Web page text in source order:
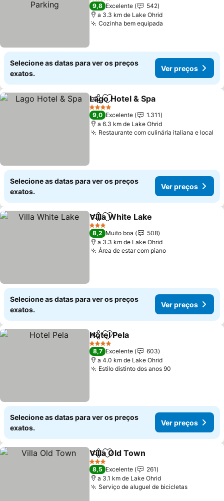
4 Estrelas
9,8 Excelente
542
a 3.3 km de Lake Ohrid
Cozinha bem equipada
Selecione as datas para ver os preços
exatos.
Ver preços
PartilharAdicionar aos favoritos
Lago Hotel & Spa
4 Estrelas
9,0 Excelente
1.311
a 6.3 km de Lake Ohrid
Restaurante com culinária italiana e local
Selecione as datas para ver os preços
exatos.
Ver preços
PartilharAdicionar aos favoritos
Villa White Lake
3 Estrelas
8,2 Muito boa
508
a 3.3 km de Lake Ohrid
Área de estar com pianoVer preços
Selecione as datas para ver os preços
exatos.
Ver preços
PartilharAdicionar aos favoritos
Hotel Pela
4 Estrelas
8,7 Excelente
603
a 4.0 km de Lake Ohrid
Estilo distinto dos anos 90
Selecione as datas para ver os preços
exatos.
Ver preços
PartilharAdicionar aos favoritos
Villa Old Town
3 Estrelas
8,5 Excelente
261
a 3.1 km de Lake Ohrid
Serviço de aluguel de bicicletasVer